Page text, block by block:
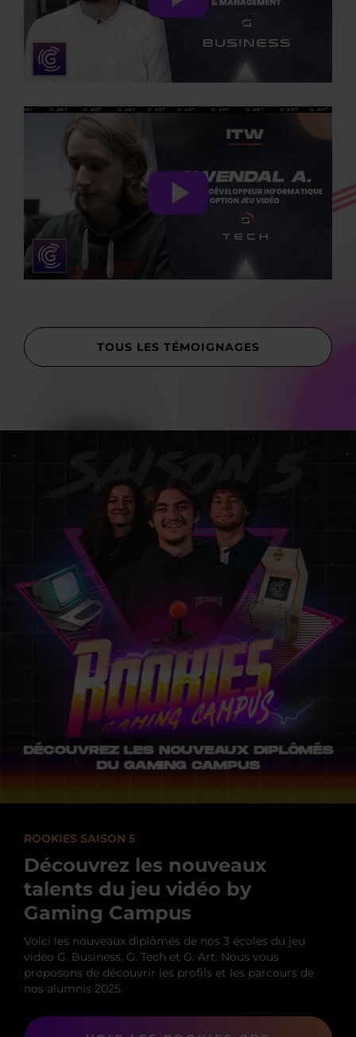
TOUS LES TÉMOIGNAGES
ROOKIES SAISON 5
Découvrez les nouveaux
talents du jeu vidéo by
Gaming Campus
Voici les nouveaux diplômés de nos 3 écoles du jeu
vidéo G. Business, G. Tech et G. Art. Nous vous
proposons de découvrir les profils et les parcours de
nos alumnis 2025.